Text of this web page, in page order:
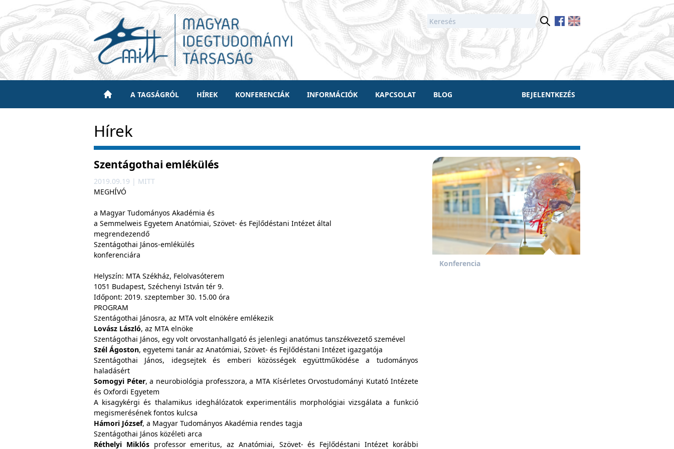
A TAGSÁGRÓL HÍREK KONFERENCIÁK INFORMÁCIÓK KAPCSOLAT BLOG BEJELENTKEZÉS
Hírek
Szentágothai emlékülés
2019.09.19 | MITT
MEGHÍVÓ
a Magyar Tudományos Akadémia és
a Semmelweis Egyetem Anatómiai, Szövet- és Fejlődéstani Intézet által
megrendezendő
Szentágothai János-emlékülés
konferenciára
Helyszín: MTA Székház, Felolvasóterem
1051 Budapest, Széchenyi István tér 9.
Időpont: 2019. szeptember 30. 15.00 óra
PROGRAM
Szentágothai Jánosra, az MTA volt elnökére emlékezik
Lovász László, az MTA elnöke
Szentágothai János, egy volt orvostanhallgató és jelenlegi anatómus tanszékvezető szemével
Szél Ágoston, egyetemi tanár az Anatómiai, Szövet- és Fejlődéstani Intézet igazgatója
Szentágothai János, idegsejtek és emberi közösségek együttműködése a tudományos
haladásért
Somogyi Péter, a neurobiológia professzora, a MTA Kísérletes Orvostudományi Kutató Intézete
és Oxfordi Egyetem
A kisagykérgi és thalamikus ideghálózatok experimentális morphológiai vizsgálata a funkció
megismerésének fontos kulcsa
Hámori József, a Magyar Tudományos Akadémia rendes tagja
Szentágothai János közéleti arca
Réthelyi Miklósprofessor emeritus, az Anatómiai, Szövet- és Fejlődéstani Intézet korábbi
Konferencia